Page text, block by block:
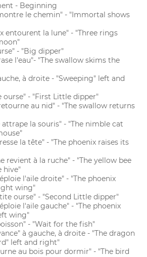
- Beginning
le chemin" - "Immortal shows
entourent la lune" - "Three rings
- "Big dipper"
l'eau"- "The swallow skims the
à droite - "Sweeping" left and
ourse" - "First Little dipper"
au nid" - "The swallow returns
attrape la souris" - "The nimble cat
la tête" - "The phoenix raises its
revient à la ruche" - "The yellow bee
hive"
l'aile droite" - "The phoenix
wing"
ourse" - "Second Little dipper"
l'aile gauche" - "The phoenix
wing"
- "Wait for the fish"
à gauche, à droite - "The dragon
left and right"
au bois pour dormir" - "The bird